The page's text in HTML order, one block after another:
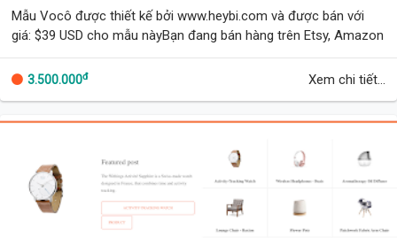
Mẫu Vocô được thiết kế bởi www.heybi.com và được bán với
giá: $39 USD cho mẫu nàyBạn đang bán hàng trên Etsy, Amazon
hay thị trường khác, template Vo…
3.500.000đ Xem chi tiết...